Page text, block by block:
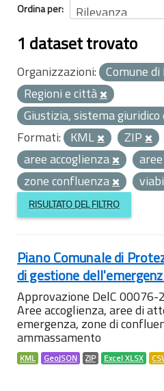
Ordina per
1 dataset trovato
Organizzazioni: Comune
Regioni e città
Giustizia, sistema
Formati: KML ZIP
aree accoglienza
zone confluenza
RISULTATO DEL FILTRO
Piano Comunale di
di gestione
Approvazione DelC
Aree accoglienza, aree di
emergenza, zone di
ammassamento
KML GeoJSON ZIP Excel XLSX